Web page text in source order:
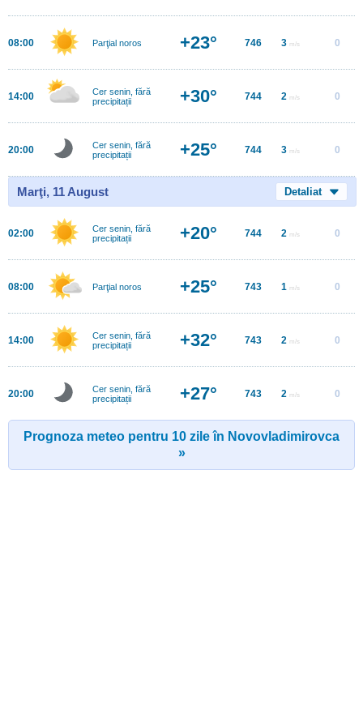
08:00 Parţial noros +23° 746 3 m/s 0
14:00
Cer senin, fără
precipitații
+30° 744 2 m/s 0
20:00
Cer senin, fără
precipitații
+25° 744 3 m/s 0
Marţi, 11 August Detaliat
02:00
Cer senin, fără
precipitații
+20° 744 2 m/s 0
08:00 Parţial noros +25° 743 1 m/s 0
14:00
Cer senin, fără
precipitații
+32° 743 2 m/s 0
20:00
Cer senin, fără
precipitații
+27° 743 2 m/s 0
Prognoza meteo pentru 10 zile în Novovladimirovca
»